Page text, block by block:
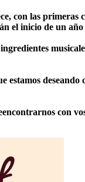
con las primeras
el inicio de un año
estamos
con